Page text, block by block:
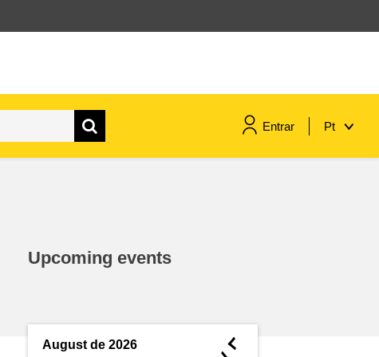
Entrar Pt
conhecimento
Upcoming events
August de 2026 ◄